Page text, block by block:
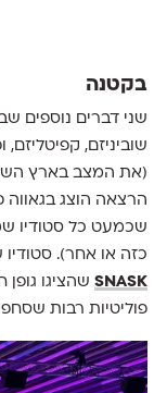
בקטנה
שני דברים נוספים
שוביניזם,
(את המצב בארץ
הרצאה הוצג בגאווה
שכמעט כל סטודיו
כזה או אחר).
SNASKשהציגו
פוליטיות רבות